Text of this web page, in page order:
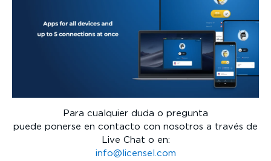
Para cualquier duda o pregunta
puede ponerse en contacto con nosotros a través de
Live Chat o en:
info@licensel.com